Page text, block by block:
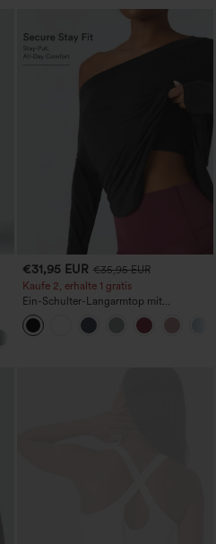
€31,95 EUR €35,95 EUR
Kaufe 2, erhalte 1 gratis
Ein-Schulter-Langarmtop mit
Daumenloch, geschwungener Saum
(High-Low), schnell trocknend – Yoga-
Sporttop mit integriertem BH